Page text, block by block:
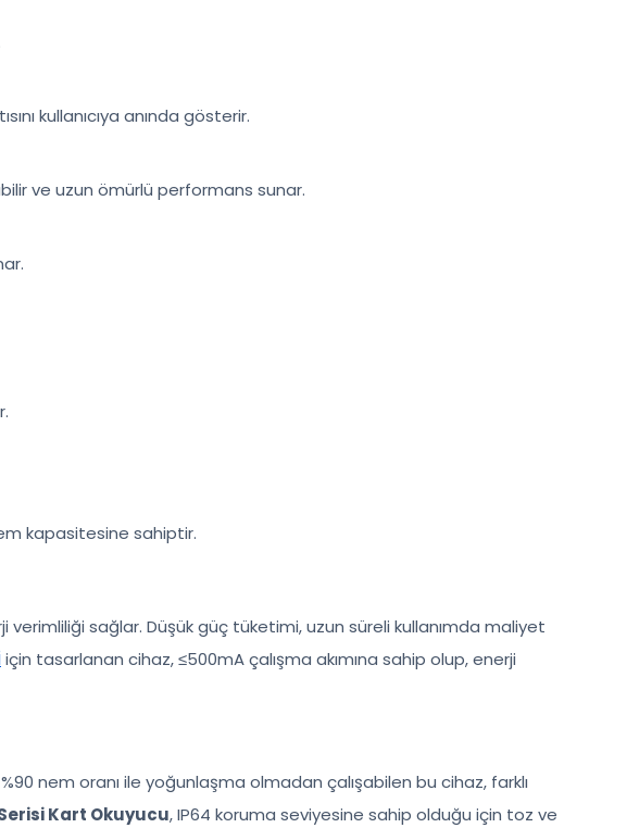
kullanıcıya anında gösterir.
ve uzun ömürlü performans sunar.
kapasitesine sahiptir.
verimliliği sağlar. Düşük güç tüketimi, uzun süreli kullanımda maliyet
için tasarlanan cihaz, ≤500mA çalışma akımına sahip olup, enerji
%90 nem oranı ile yoğunlaşma olmadan çalışabilen bu cihaz, farklı
Serisi Kart Okuyucu, IP64 koruma seviyesine sahip olduğu için toz ve